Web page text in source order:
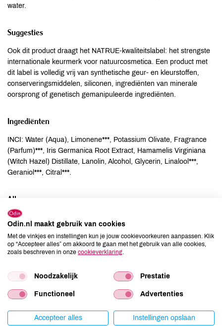
water.
Suggesties
Ook dit product draagt het NATRUE-kwaliteitslabel: het strengste
internationale keurmerk voor natuurcosmetica. Een product met
dit label is volledig vrij van synthetische geur- en kleurstoffen,
conserveringsmiddelen, siliconen, ingrediënten van minerale
oorsprong of genetisch gemanipuleerde ingrediënten.
Ingrediënten
INCI: Water (Aqua), Limonene***, Potassium Olivate, Fragrance
(Parfum)***, Iris Germanica Root Extract, Hamamelis Virginiana
(Witch Hazel) Distillate, Lanolin, Alcohol, Glycerin, Linalool***,
Geraniol***, Citral***.
Allergenen
Aardnoten
Gluten
onbekend
Lupine
onbekend
Noten
onbekend
Schaaldieren
onbekend
Selderij
onbekend
Odin.nl maakt gebruik van cookies
Met de vinkjes en instellingen kun je jouw cookievoorkeuren aanpassen. Klik
op “Accepteer alles” om akkoord te gaan met het gebruik van alle cookies,
zoals beschreven in onze cookieverklaring
Noodzakelijk Prestatie
Functioneel Advertenties
Accepteer alles Instellingen opslaan